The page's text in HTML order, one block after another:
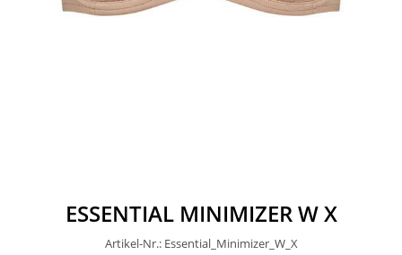
ESSENTIAL MINIMIZER W X
Artikel-Nr.: Essential_Minimizer_W_X